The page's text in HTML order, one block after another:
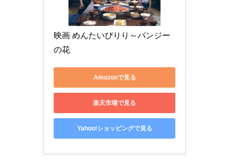
映画 めんたいぴりり～パンジー
の花
Amazonで見る
楽天市場で見る
Yahoo!ショッピングで見る